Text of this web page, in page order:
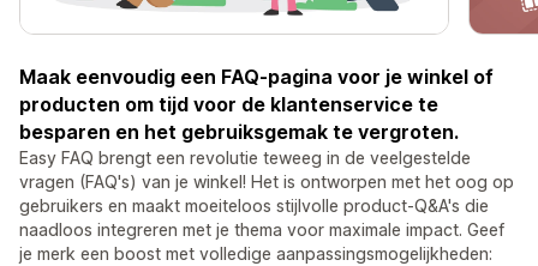
Maak eenvoudig een FAQ-pagina voor je winkel of
producten om tijd voor de klantenservice te
besparen en het gebruiksgemak te vergroten.
Easy FAQ brengt een revolutie teweeg in de veelgestelde
vragen (FAQ's) van je winkel! Het is ontworpen met het oog op
gebruikers en maakt moeiteloos stijlvolle product-Q&A's die
naadloos integreren met je thema voor maximale impact. Geef
je merk een boost met volledige aanpassingsmogelijkheden: